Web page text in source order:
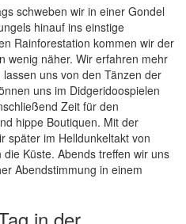
schweben wir in einer Gondel
hinauf ins einstige
Rainforestation kommen wir der
wenig näher. Wir erfahren mehr
uns von den Tänzen der
uns im Didgeridoospielen
Zeit für den
hippe Boutiquen. Mit der
später im Helldunkeltakt von
Küste. Abends treffen wir uns
Abendstimmung in einem